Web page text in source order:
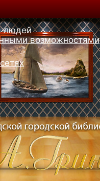
людей
возможностями